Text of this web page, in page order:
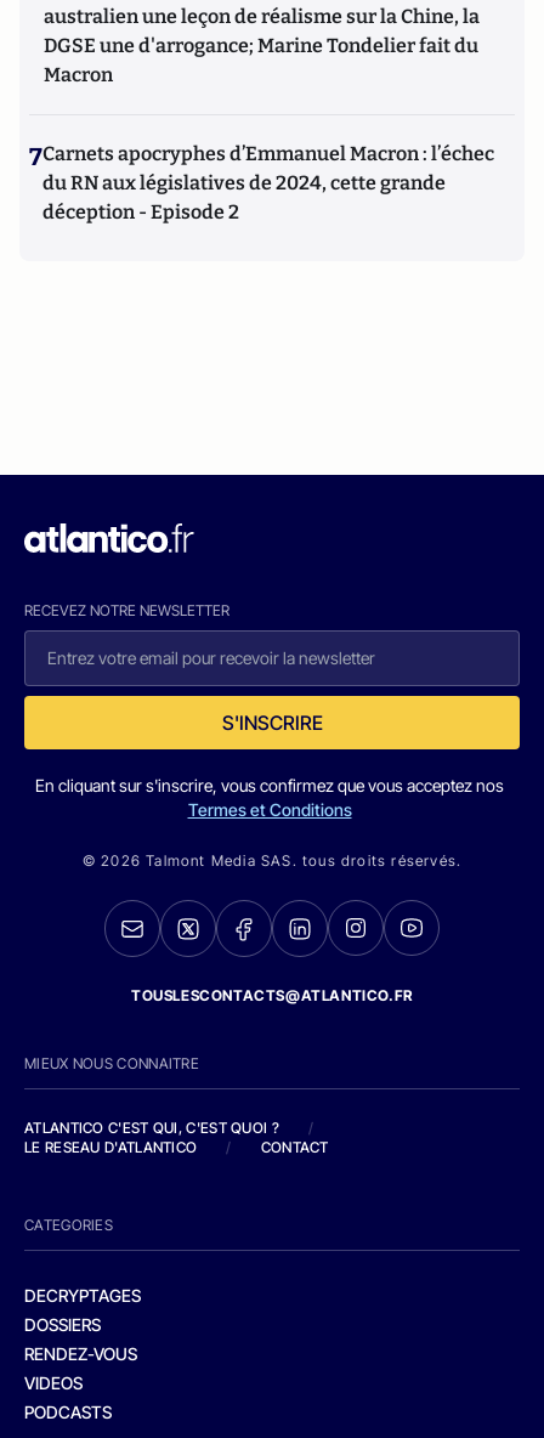
australien une leçon de réalisme sur la Chine, la
DGSE une d'arrogance; Marine Tondelier fait du
Macron
7Carnets apocryphes d’Emmanuel Macron : l’échec
du RN aux législatives de 2024, cette grande
déception - Episode 2
RECEVEZ NOTRE NEWSLETTER
S'INSCRIRE
En cliquant sur s'inscrire, vous confirmez que vous acceptez nos
Termes et Conditions
© 2026 Talmont Media SAS. tous droits réservés.
TOUSLESCONTACTS@ATLANTICO.FR
MIEUX NOUS CONNAITRE
ATLANTICO C'EST QUI, C'EST QUOI ?
/
LE RESEAU D'ATLANTICO
/ CONTACT
CATEGORIES
DECRYPTAGES
DOSSIERS
RENDEZ-VOUS
VIDEOS
PODCASTS